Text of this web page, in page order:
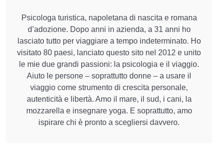
Psicologa turistica, napoletana di nascita e romana
d’adozione. Dopo anni in azienda, a 31 anni ho
lasciato tutto per viaggiare a tempo indeterminato. Ho
visitato 80 paesi, lanciato questo sito nel 2012 e unito
le mie due grandi passioni: la psicologia e il viaggio.
Aiuto le persone – soprattutto donne – a usare il
viaggio come strumento di crescita personale,
autenticità e libertà. Amo il mare, il sud, i cani, la
mozzarella e insegnare yoga. E soprattutto, amo
ispirare chi è pronto a scegliersi davvero.